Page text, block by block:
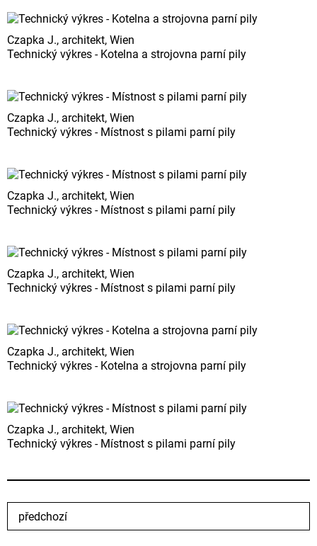
Czapka J., architekt, Wien
Technický výkres - Kotelna a strojovna parní pily
Czapka J., architekt, Wien
Technický výkres - Místnost s pilami parní pily
Czapka J., architekt, Wien
Technický výkres - Místnost s pilami parní pily
Czapka J., architekt, Wien
Technický výkres - Místnost s pilami parní pily
Czapka J., architekt, Wien
Technický výkres - Kotelna a strojovna parní pily
Czapka J., architekt, Wien
Technický výkres - Místnost s pilami parní pily
předchozí